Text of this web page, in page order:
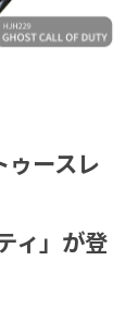
ゥースレ
ィ」が登